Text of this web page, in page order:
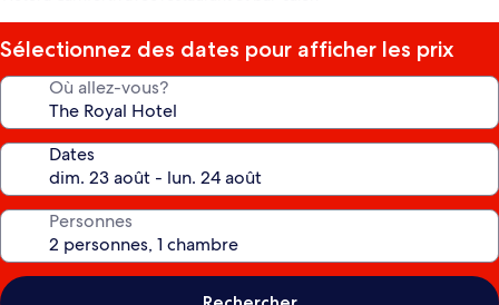
Sélectionnez des dates pour afficher les prix
Où allez-vous?
Dates
Personnes